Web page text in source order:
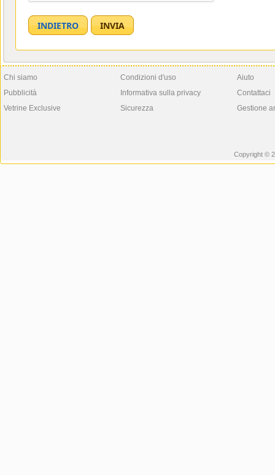
Chi siamo
Pubblicità
Vetrine Exclusive
Condizioni d'uso
Informativa sulla privacy
Sicurezza
Aiuto
Contattaci
Gestione
Copyright ©